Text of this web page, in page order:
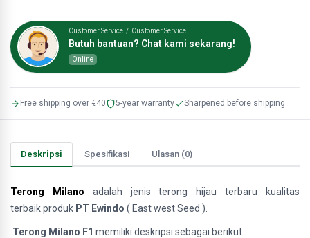
Customer Service / Customer Service
Butuh bantuan? Chat kami sekarang!
Online
Free shipping over €40 5-year warranty Sharpened before shipping
Deskripsi Spesifikasi Ulasan (0)
Terong Milano adalah jenis terong hijau terbaru kualitas
terbaikproduk PT Ewindo ( East west Seed ).
Terong Milano F1 memiliki deskripsi sebagai berikut :